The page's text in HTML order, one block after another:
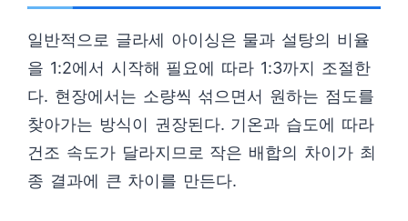
일반적으로 글라세 아이싱은 물과 설탕의 비율
을 1:2에서 시작해 필요에 따라 1:3까지 조절한
다. 현장에서는 소량씩 섞으면서 원하는 점도를
찾아가는 방식이 권장된다. 기온과 습도에 따라
건조 속도가 달라지므로 작은 배합의 차이가 최
종 결과에 큰 차이를 만든다.